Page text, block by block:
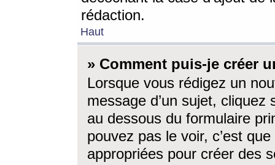
rédaction.
Haut
» Comment puis-je créer
Lorsque vous rédigez un
message d’un sujet, cliquez
au dessous du formulaire
pouvez pas le voir, c’est
appropriées pour créer des